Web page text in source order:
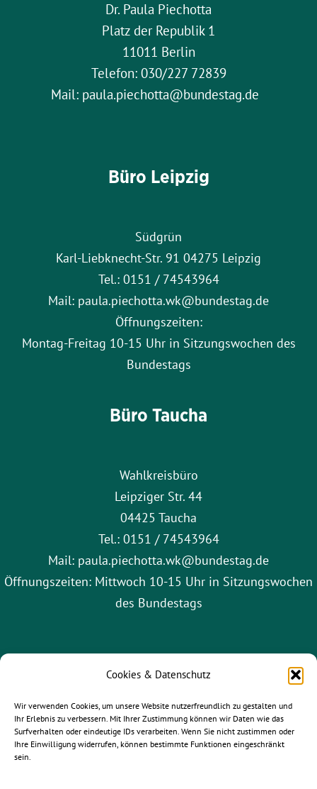
Cookies & Datenschutz
Wir verwenden Cookies, um unsere Website nutzerfreundlich zu gestalten und
Ihr Erlebnis zu verbessern. Mit Ihrer Zustimmung können wir Daten wie das
Surfverhalten oder eindeutige IDs verarbeiten. Wenn Sie nicht zustimmen oder
Ihre Einwilligung widerrufen, können bestimmte Funktionen eingeschränkt
sein.
Dr. Paula Piechotta
Platz der Republik 1
11011 Berlin
Telefon: 030/227 72839
Mail: paula.piechotta@bundestag.de
Büro Leipzig
Südgrün
Karl-Liebknecht-Str. 91 04275 Leipzig
Tel.: 0151 / 74543964
Mail: paula.piechotta.wk@bundestag.de
Öffnungszeiten:
Montag-Freitag 10-15 Uhr in Sitzungswochen des
Bundestags
Büro Taucha
Wahlkreisbüro
Leipziger Str. 44
04425 Taucha
Tel.: 0151 / 74543964
Mail: paula.piechotta.wk@bundestag.de
Öffnungszeiten: Mittwoch 10-15 Uhr in Sitzungswochen
des Bundestags